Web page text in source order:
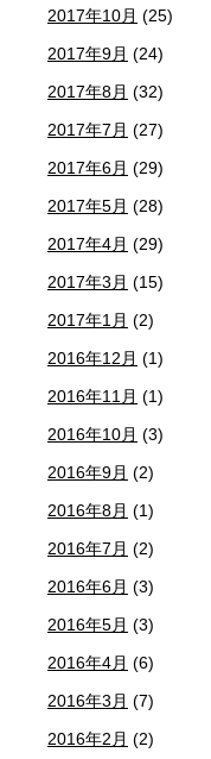
2017年10月 (25)
2017年9月 (24)
2017年8月 (32)
2017年7月 (27)
2017年6月 (29)
2017年5月 (28)
2017年4月 (29)
2017年3月 (15)
2017年1月 (2)
2016年12月 (1)
2016年11月 (1)
2016年10月 (3)
2016年9月 (2)
2016年8月 (1)
2016年7月 (2)
2016年6月 (3)
2016年5月 (3)
2016年4月 (6)
2016年3月 (7)
2016年2月 (2)